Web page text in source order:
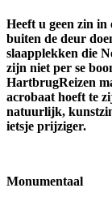
Heeft u geen zin
buiten de deur
slaapplekken die
zijn niet per se
HartbrugReizen
acrobaat hoeft te
natuurlijk,
ietsje prijziger.
Monumentaal